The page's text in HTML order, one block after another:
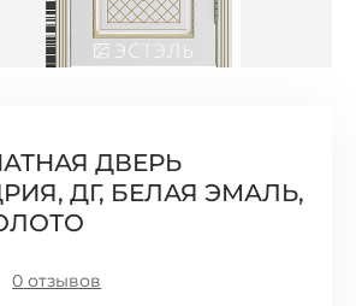
ДВЕРЬ
ДГ, БЕЛАЯ ЭМАЛЬ,
0 отзывов